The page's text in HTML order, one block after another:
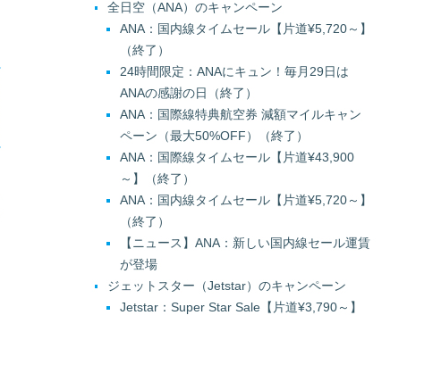
全日空（ANA）のキャンペーン
ANA：国内線タイムセール【片道¥5,720～】
（終了）
24時間限定：ANAにキュン！毎月29日は
ANAの感謝の日（終了）
ANA：国際線特典航空券 減額マイルキャン
ペーン（最大50%OFF）（終了）
ANA：国際線タイムセール【片道¥43,900
～】（終了）
ANA：国内線タイムセール【片道¥5,720～】
（終了）
【ニュース】ANA：新しい国内線セール運賃
が登場
ジェットスター（Jetstar）のキャンペーン
Jetstar：Super Star Sale【片道¥3,790～】